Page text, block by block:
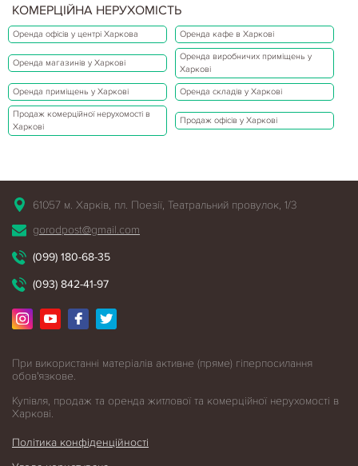
КОМЕРЦІЙНА НЕРУХОМІСТЬ
Оренда офісів у центрі Харкова Оренда кафе в Харкові
Оренда магазинів у Харкові
Оренда виробничих приміщень у
Харкові
Оренда приміщень у Харкові Оренда складів у Харкові
Продаж комерційної нерухомості в
Харкові
Продаж офісів у Харкові
61057 м. Харків, пл. Поезії, Театральний провулок, 1/3
gorodpost@gmail.com
(099) 180-68-35
(093) 842-41-97
При використанні матеріалів активне (пряме) гіперпосилання
обов'язкове.
Купівля, продаж та оренда житлової та комерційної нерухомості в
Харкові.
Політика конфіденційності